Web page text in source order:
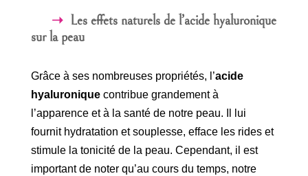
Les effets naturels de l’acide hyaluronique
sur la peau
Grâce à ses nombreuses propriétés, l’acide
hyaluroniquecontribue grandement à
l’apparence et à la santé de notre peau. Il lui
fournit hydratation et souplesse, efface les rides et
stimule la tonicité de la peau. Cependant, il est
important de noter qu’au cours du temps, notre